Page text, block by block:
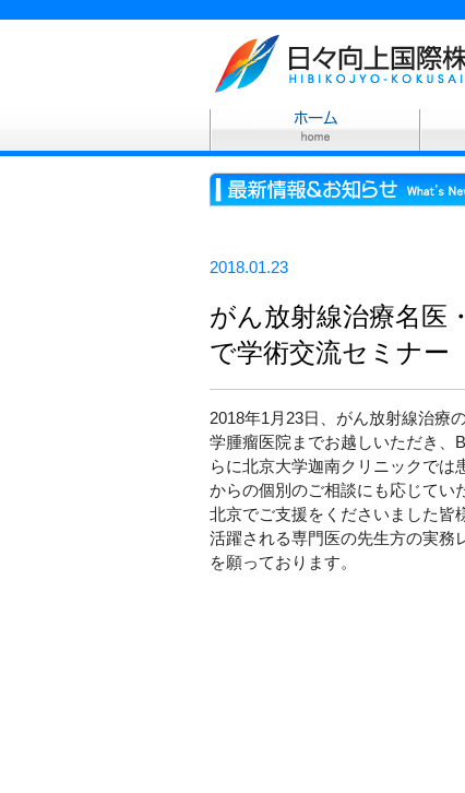
2018.01.23
がん放射線治療名医
で学術交流セミナー
2018年1月23日、がん放射線治療
学腫瘤医院までお越しいただき、
らに北京大学迦南クリニックで
からの個別のご相談にも応じてい
北京でご支援をくださいました皆
活躍される専門医の先生方の実務
を願っております。